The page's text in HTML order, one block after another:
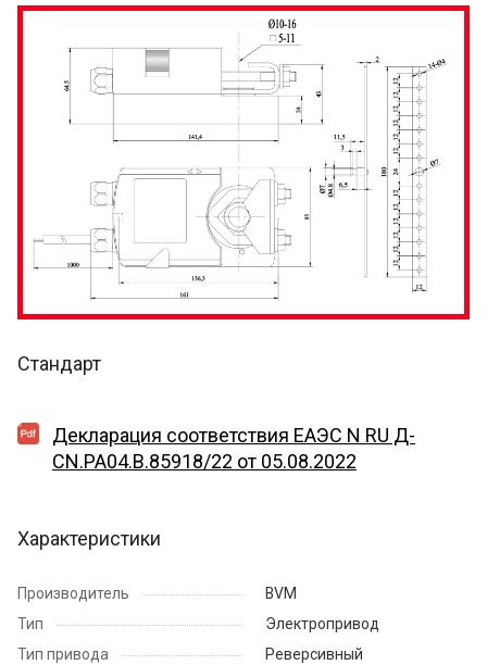
Стандарт
Декларация соответствия EAЭС N RU Д-
CN.PA04.B.85918/22 от 05.08.2022
Характеристики
Производитель
BVM
Тип
Электропривод
Тип привода
Реверсивный